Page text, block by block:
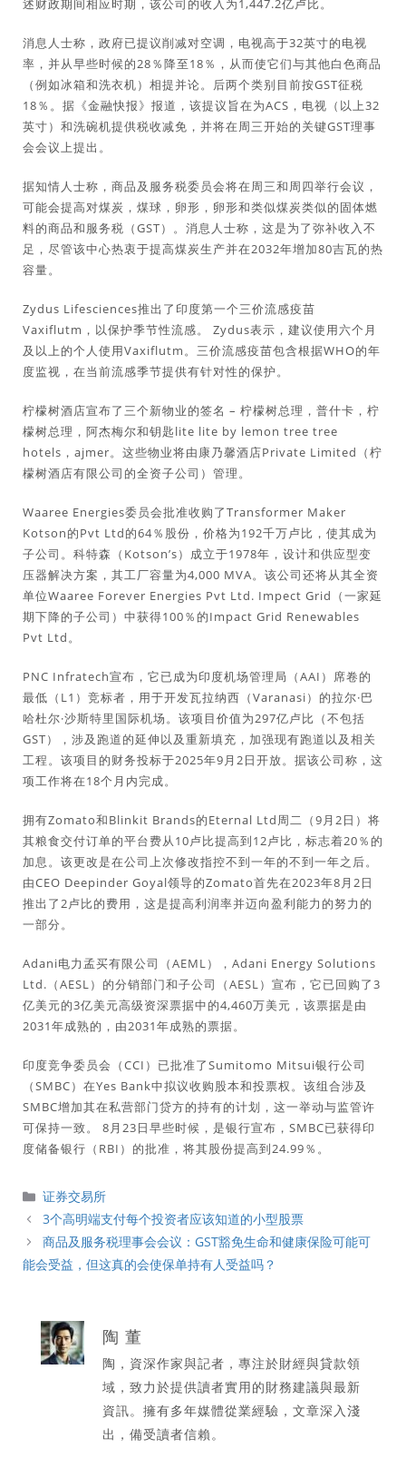
述财政期间相应时期，该公司的收入为1,447.2亿卢比。
消息人士称，政府已提议削减对空调，电视高于32英寸的电视
率，并从早些时候的28％降至18％，从而使它们与其他白色商品
（例如冰箱和洗衣机）相提并论。后两个类别目前按GST征税
18％。据《金融快报》报道，该提议旨在为ACS，电视（以上32
英寸）和洗碗机提供税收减免，并将在周三开始的关键GST理事
会会议上提出。
据知情人士称，商品及服务税委员会将在周三和周四举行会议，
可能会提高对煤炭，煤球，卵形，卵形和类似煤炭类似的固体燃
料的商品和服务税（GST）。消息人士称，这是为了弥补收入不
足，尽管该中心热衷于提高煤炭生产并在2032年增加80吉瓦的热
容量。
Zydus Lifesciences推出了印度第一个三价流感疫苗
Vaxiflutm，以保护季节性流感。 Zydus表示，建议使用六个月
及以上的个人使用Vaxiflutm。三价流感疫苗包含根据WHO的年
度监视，在当前流感季节提供有针对性的保护。
柠檬树酒店宣布了三个新物业的签名 – 柠檬树总理，普什卡，柠
檬树总理，阿杰梅尔和钥匙lite lite by lemon tree tree
hotels，ajmer。这些物业将由康乃馨酒店Private Limited（柠
檬树酒店有限公司的全资子公司）管理。
Waaree Energies委员会批准收购了Transformer Maker
Kotson的Pvt Ltd的64％股份，价格为192千万卢比，使其成为
子公司。科特森（Kotson’s）成立于1978年，设计和供应型变
压器解决方案，其工厂容量为4,000 MVA。该公司还将从其全资
单位Waaree Forever Energies Pvt Ltd. Impect Grid（一家延
期下降的子公司）中获得100％的Impact Grid Renewables
Pvt Ltd。
PNC Infratech宣布，它已成为印度机场管理局（AAI）席卷的
最低（L1）竞标者，用于开发瓦拉纳西（Varanasi）的拉尔·巴
哈杜尔·沙斯特里国际机场。该项目价值为297亿卢比（不包括
GST），涉及跑道的延伸以及重新填充，加强现有跑道以及相关
工程。该项目的财务投标于2025年9月2日开放。据该公司称，这
项工作将在18个月内完成。
拥有Zomato和Blinkit Brands的Eternal Ltd周二（9月2日）将
其粮食交付订单的平台费从10卢比提高到12卢比，标志着20％的
加息。该更改是在公司上次修改指控不到一年的不到一年之后。
由CEO Deepinder Goyal领导的Zomato首先在2023年8月2日
推出了2卢比的费用，这是提高利润率并迈向盈利能力的努力的
一部分。
Adani电力孟买有限公司（AEML），Adani Energy Solutions
Ltd.（AESL）的分销部门和子公司（AESL）宣布，它已回购了3
亿美元的3亿美元高级资深票据中的4,460万美元，该票据是由
2031年成熟的，由2031年成熟的票据。
印度竞争委员会（CCI）已批准了Sumitomo Mitsui银行公司
（SMBC）在Yes Bank中拟议收购股本和投票权。该组合涉及
SMBC增加其在私营部门贷方的持有的计划，这一举动与监管许
可保持一致。 8月23日早些时候，是银行宣布，SMBC已获得印
度储备银行（RBI）的批准，将其股份提高到24.99％。
分
類
证券交易所
3个高明端支付每个投资者应该知道的小型股票
商品及服务税理事会会议：GST豁免生命和健康保险可能可
能会受益，但这真的会使保单持有人受益吗？
陶 董
陶，資深作家與記者，專注於財經與貸款領
域，致力於提供讀者實用的財務建議與最新
資訊。擁有多年媒體從業經驗，文章深入淺
出，備受讀者信賴。